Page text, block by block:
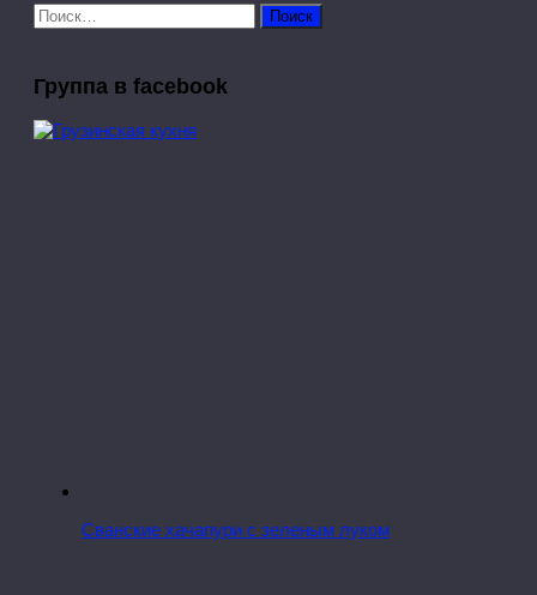
Найти:
Группа в facebook
Сванские хачапури с зеленым луком